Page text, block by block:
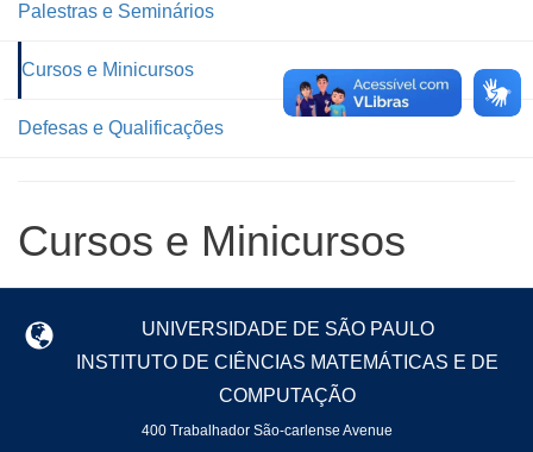
Palestras e Seminários
Cursos e Minicursos
Defesas e Qualificações
Cursos e Minicursos
UNIVERSIDADE DE SÃO PAULO
INSTITUTO DE CIÊNCIAS MATEMÁTICAS E DE
COMPUTAÇÃO
400 Trabalhador São-carlense Avenue